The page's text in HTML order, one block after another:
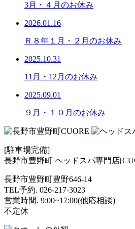
3月・４月のお休み
2026.01.16
Ｒ８年１月・２月のお休み
2025.10.31
11月・12月のお休み
2025.09.01
９月・１０月のお休み
[駐車場完備]
長野市豊野町 ヘッドスパ専門店
長野市豊野町豊野646-14
TEL予約. 026-217-3023
営業時間. 9:00~17:00(他応相談)
不定休